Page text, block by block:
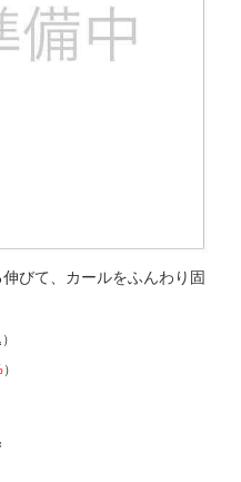
びて、カールをふんわり固
）